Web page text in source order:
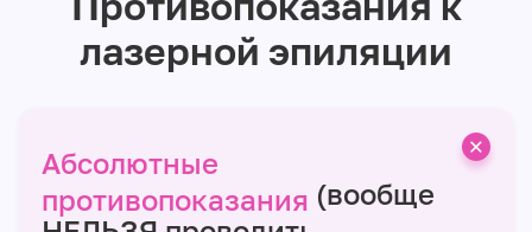
лазерной эпиляции
Абсолютные
противопоказания (вообще